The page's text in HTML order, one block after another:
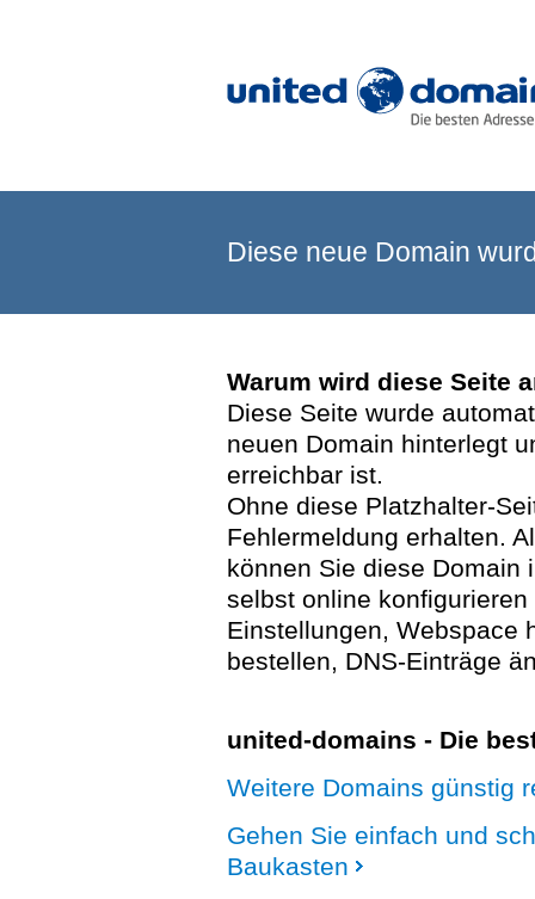
Diese neue Domain
Warum wird diese Seite
Diese Seite wurde
neuen Domain hinterlegt
erreichbar ist.
Ohne diese Platzhalter-
Fehlermeldung erhalten.
können Sie diese Domain
selbst online
Einstellungen, Webspace
bestellen, DNS-Einträge
united-domains - Die
Weitere Domains günstig
Gehen Sie einfach und
Baukasten